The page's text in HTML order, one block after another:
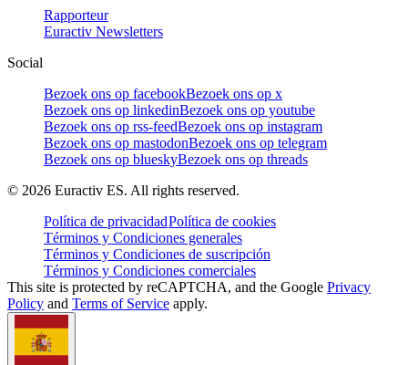
Rapporteur
Euractiv Newsletters
Social
Bezoek ons op facebookBezoek ons op x
Bezoek ons op linkedinBezoek ons op youtube
Bezoek ons op rss-feedBezoek ons op instagram
Bezoek ons op mastodonBezoek ons op telegram
Bezoek ons op blueskyBezoek ons op threads
© 2026 Euractiv ES. All rights reserved.
Política de privacidadPolítica de cookies
Términos y Condiciones generales
Términos y Condiciones de suscripción
Términos y Condiciones comerciales
This site is protected by reCAPTCHA, and the Google Privacy
Policy and Terms of Service apply.